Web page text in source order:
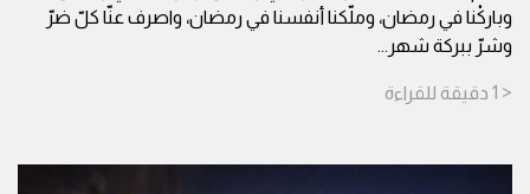
وباركْنا في رمضان، وملّكنا أنفسنا في رمضان، واصرف عنّا كلّ ضرّ
وشرّ ببركة شهر ...
< 1 دقيقة للقراءة